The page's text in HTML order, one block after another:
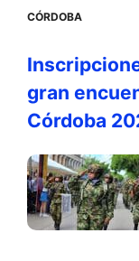
CÓRDOBA
gran
Córdoba